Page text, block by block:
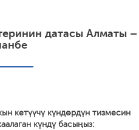
датасы Алматы –
кетүүчү күндөрдүн тизмесин
күндү басыңыз: